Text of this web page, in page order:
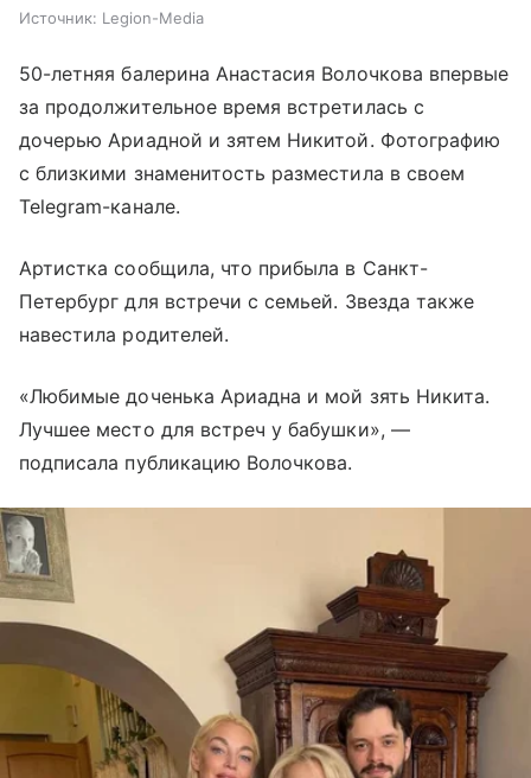
Источник: Legion-Media
50-летняя балерина Анастасия Волочкова впервые
за продолжительное время встретилась с
дочерью Ариадной и зятем Никитой. Фотографию
с близкими знаменитость разместила в своем
Telegram-канале.
Артистка сообщила, что прибыла в Санкт-
Петербург для встречи с семьей. Звезда также
навестила родителей.
«Любимые доченька Ариадна и мой зять Никита.
Лучшее место для встреч у бабушки», —
подписала публикацию Волочкова.